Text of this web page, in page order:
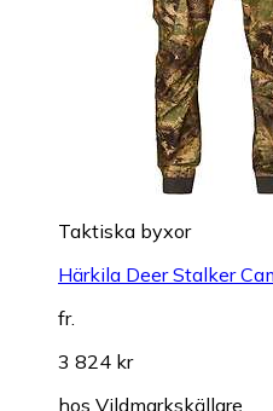
Taktiska byxor
Härkila Deer Stalker
fr.
3 824 kr
hos Vildmarkskällare